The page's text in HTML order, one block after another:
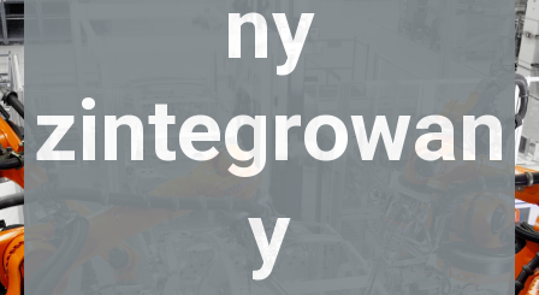
ny
zintegrowan
y